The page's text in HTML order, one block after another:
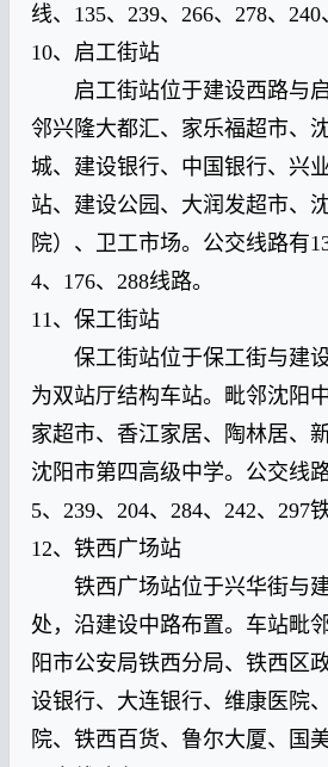
线、135、239、266、278、240
10、启工街站
启工街站位于建设西路与启
邻兴隆大都汇、家乐福超市、
城、建设银行、中国银行、兴
站、建设公园、大润发超市、
院）、卫工市场。公交线路有
4、176、288线路。
11、保工街站
保工街站位于保工街与建设
为双站厅结构车站。毗邻沈阳
家超市、香江家居、陶林居、
沈阳市第四高级中学。公交线
5、239、204、284、242、297
12、铁西广场站
铁西广场站位于兴华街与建
处，沿建设中路布置。车站毗
阳市公安局铁西分局、铁西区
设银行、大连银行、维康医院
院、铁西百货、鲁尔大厦、国